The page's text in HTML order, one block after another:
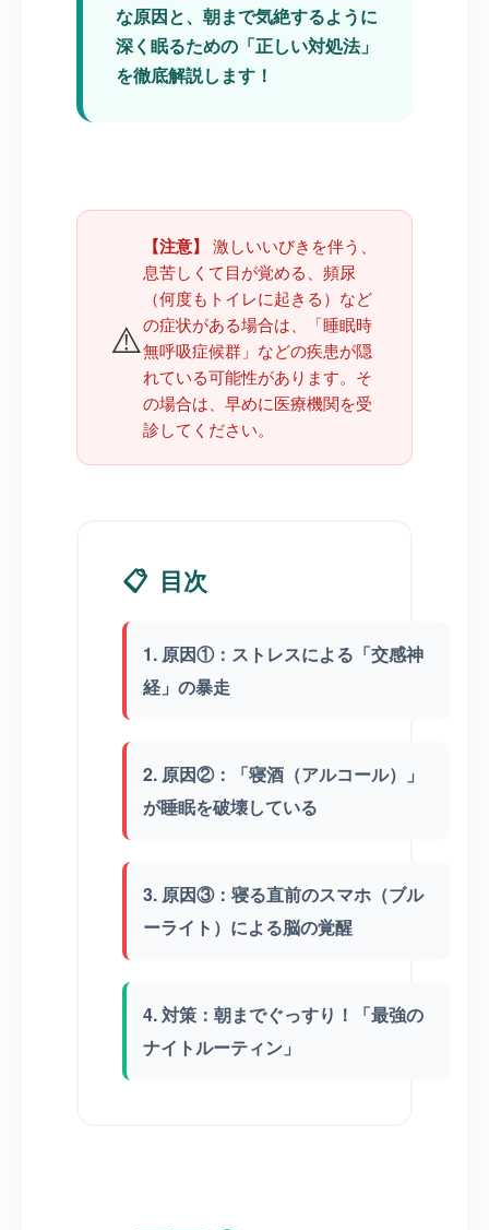
な原因と、朝まで気絶するように
深く眠るための「正しい対処法」
を徹底解説します！
⚠️
【注意】 激しいいびきを伴う、
息苦しくて目が覚める、頻尿
（何度もトイレに起きる）など
の症状がある場合は、「睡眠時
無呼吸症候群」などの疾患が隠
れている可能性があります。そ
の場合は、早めに医療機関を受
診してください。
📋 目次
1. 原因①：ストレスによる「交感神
経」の暴走
2. 原因②：「寝酒（アルコール）」
が睡眠を破壊している
3. 原因③：寝る直前のスマホ（ブル
ーライト）による脳の覚醒
4. 対策：朝までぐっすり！「最強の
ナイトルーティン」